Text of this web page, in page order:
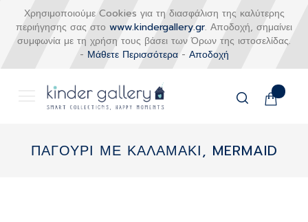
Χρησιμοποιούμε Cookies για τη διασφάλιση της καλύτερης
περιήγησης σας στο www.kindergallery.gr. Αποδοχή, σημαίνει
συμφωνία με τη χρήση τους βάσει των Όρων της ιστοσελίδας.
- Μάθετε Περισσότερα- Αποδοχή
Το
περιεχόμενο
ΠΑΓΟΥΡΙ ΜΕ ΚΑΛΑΜΑΚΙ, MERMAID